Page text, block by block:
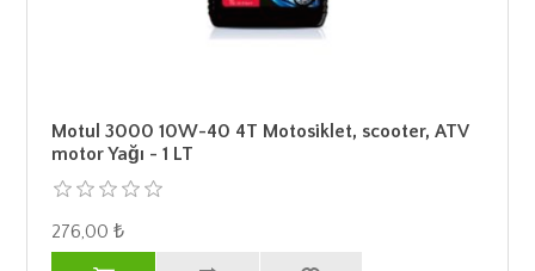
Motul 3000 10W-40 4T Motosiklet, scooter, ATV
motor Yağı - 1 LT
276,00 ₺